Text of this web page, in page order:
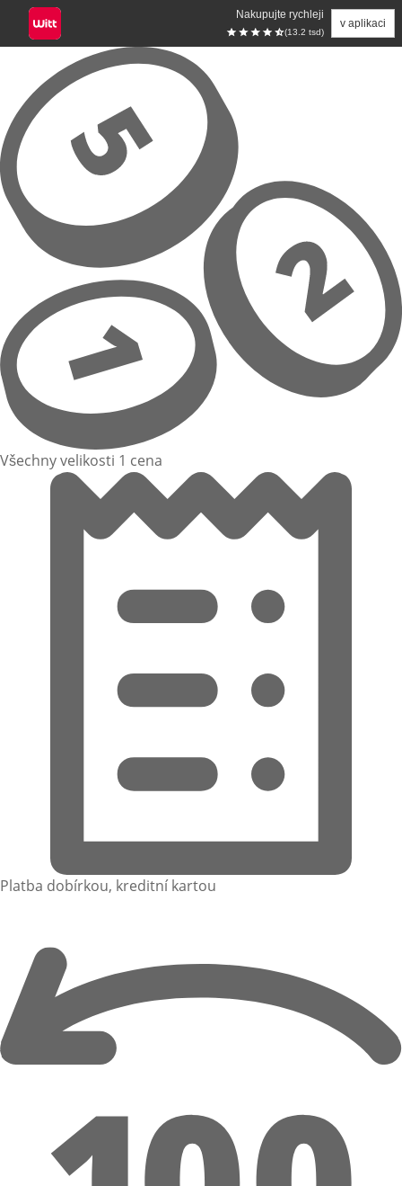
Nakupujte rychleji
(13.2 tsd)
v aplikaci
Přeskočit na hlavní obsah
Všechny velikosti 1 cena
Platba dobírkou, kreditní kartou